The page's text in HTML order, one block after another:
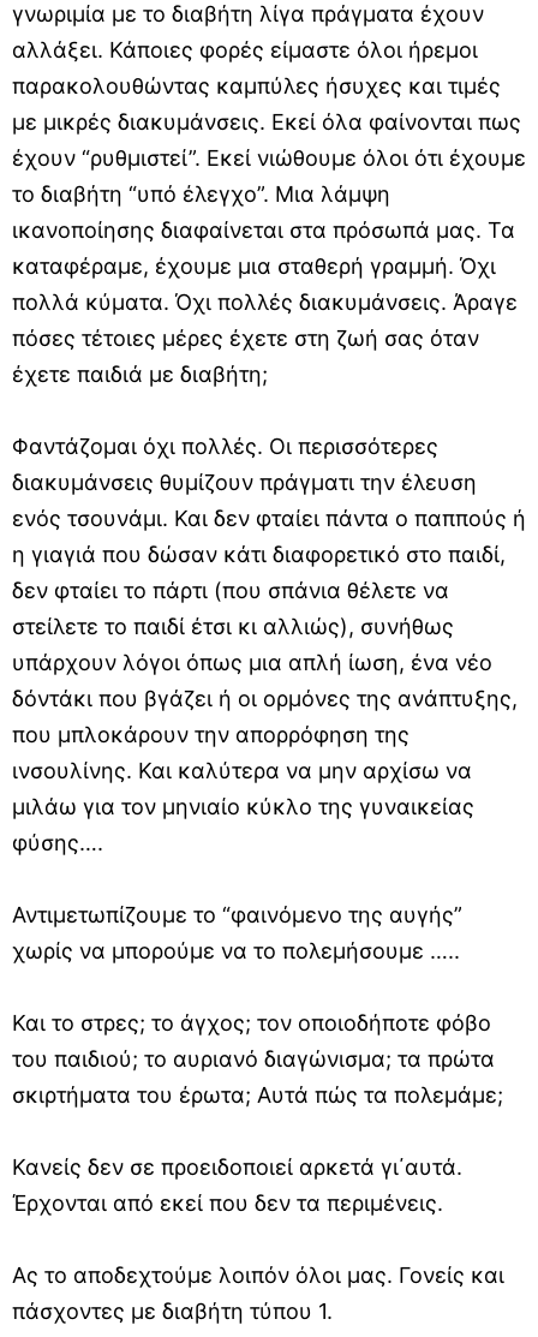
γνωριμία με το διαβήτη λίγα πράγματα έχουν
αλλάξει. Κάποιες φορές είμαστε όλοι ήρεμοι
παρακολουθώντας καμπύλες ήσυχες και τιμές
με μικρές διακυμάνσεις. Εκεί όλα φαίνονται πως
έχουν “ρυθμιστεί”. Εκεί νιώθουμε όλοι ότι έχουμε
το διαβήτη “υπό έλεγχο”. Μια λάμψη
ικανοποίησης διαφαίνεται στα πρόσωπά μας. Τα
καταφέραμε, έχουμε μια σταθερή γραμμή. Όχι
πολλά κύματα. Όχι πολλές διακυμάνσεις. Άραγε
πόσες τέτοιες μέρες έχετε στη ζωή σας όταν
έχετε παιδιά με διαβήτη;
Φαντάζομαι όχι πολλές. Οι περισσότερες
διακυμάνσεις θυμίζουν πράγματι την έλευση
ενός τσουνάμι. Και δεν φταίει πάντα ο παππούς ή
η γιαγιά που δώσαν κάτι διαφορετικό στο παιδί,
δεν φταίει το πάρτι (που σπάνια θέλετε να
στείλετε το παιδί έτσι κι αλλιώς), συνήθως
υπάρχουν λόγοι όπως μια απλή ίωση, ένα νέο
δόντάκι που βγάζει ή οι ορμόνες της ανάπτυξης,
που μπλοκάρουν την απορρόφηση της
ινσουλίνης. Και καλύτερα να μην αρχίσω να
μιλάω για τον μηνιαίο κύκλο της γυναικείας
φύσης….
Αντιμετωπίζουμε το “φαινόμενο της αυγής”
χωρίς να μπορούμε να το πολεμήσουμε …..
Και το στρες; το άγχος; τον οποιοδήποτε φόβο
του παιδιού; το αυριανό διαγώνισμα; τα πρώτα
σκιρτήματα του έρωτα; Αυτά πώς τα πολεμάμε;
Κανείς δεν σε προειδοποιεί αρκετά γι΄αυτά.
Έρχονται από εκεί που δεν τα περιμένεις.
Ας το αποδεχτούμε λοιπόν όλοι μας. Γονείς και
πάσχοντες με διαβήτη τύπου 1.